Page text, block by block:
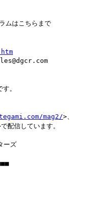
ムはこちらまで
。
mag2/>、
配信しています。
ーズ